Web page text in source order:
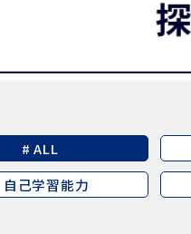
# ALL
自己学習能力